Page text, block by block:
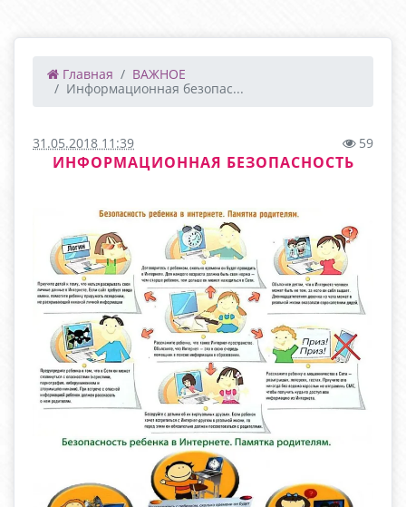
Главная
ВАЖНОЕ
Информационная безопас...
31.05.2018 11:39 59
ИНФОРМАЦИОННАЯ БЕЗОПАСНОСТЬ